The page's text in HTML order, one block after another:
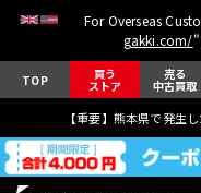
For Overseas
gakki.com/
TOP 買う
ストア
売る
中古買取
【重要】熊本県で発生